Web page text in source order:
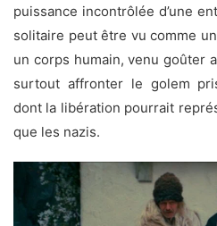
puissance incontrôlée d’une
solitaire peut être vu comme
un corps humain, venu goûter
surtout affronter le golem
dont la libération pourrait
que les nazis.